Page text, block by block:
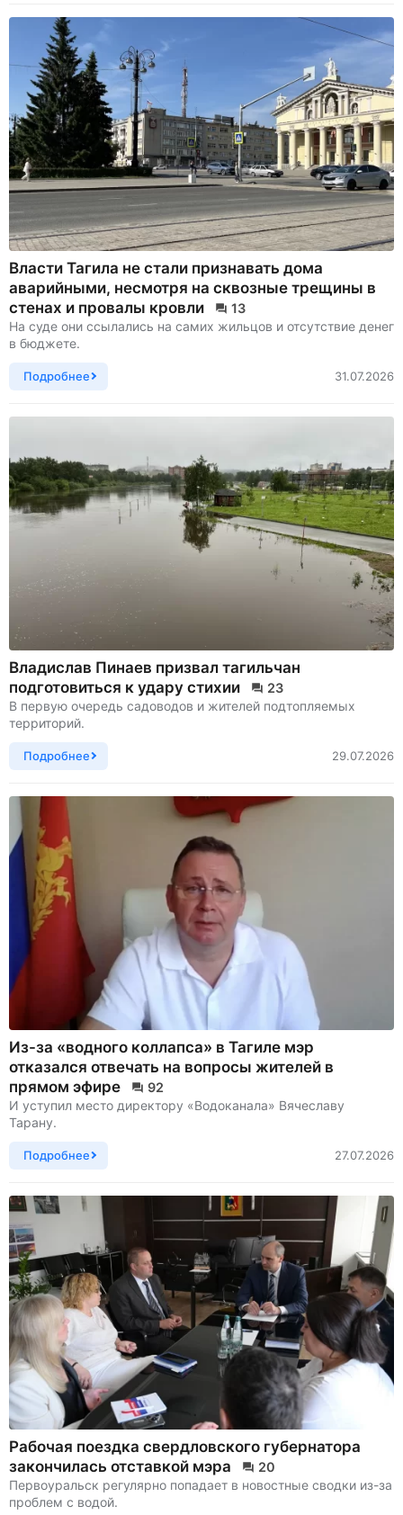
Власти Тагила не стали признавать дома
аварийными, несмотря на сквозные трещины в
стенах и провалы кровли
13
На суде они ссылались на самих жильцов и отсутствие денег
в бюджете.
Подробнее 31.07.2026
Владислав Пинаев призвал тагильчан
подготовиться к удару стихии
23
В первую очередь садоводов и жителей подтопляемых
территорий.
Подробнее 29.07.2026
Из-за «водного коллапса» в Тагиле мэр
отказался отвечать на вопросы жителей в
прямом эфире
92
И уступил место директору «Водоканала» Вячеславу
Тарану.
Подробнее 27.07.2026
Рабочая поездка свердловского губернатора
закончилась отставкой мэра
20
Первоуральск регулярно попадает в новостные сводки из-за
проблем с водой.